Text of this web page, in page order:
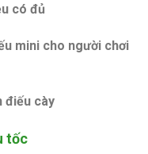
có đủ
mini cho người chơi
điếu cày
tốc